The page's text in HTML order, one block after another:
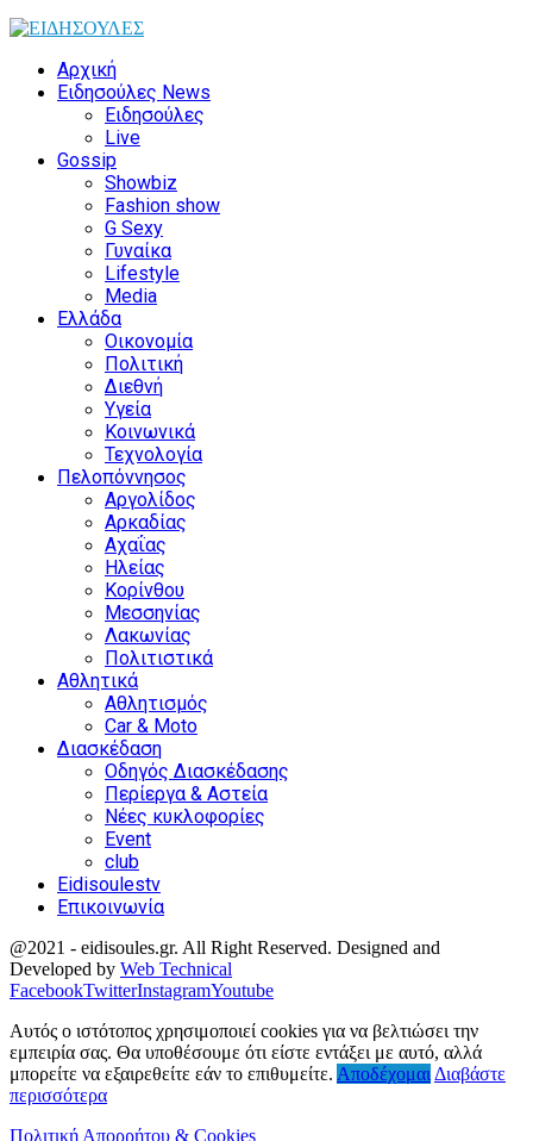
Αρχική
Ειδησούλες News
Ειδησούλες
Live
Gossip
Showbiz
Fashion show
G Sexy
Γυναίκα
Lifestyle
Media
Ελλάδα
Οικονομία
Πολιτική
Διεθνή
Υγεία
Κοινωνικά
Τεχνολογία
Πελοπόννησος
Αργολίδος
Αρκαδίας
Αχαΐας
Ηλείας
Κορίνθου
Μεσσηνίας
Λακωνίας
Πολιτιστικά
Αθλητικά
Αθλητισμός
Car & Moto
Διασκέδαση
Οδηγός Διασκέδασης
Περίεργα & Αστεία
Νέες κυκλοφορίες
Event
club
Eidisoulestv
Επικοινωνία
@2021 - eidisoules.gr. All Right Reserved. Designed and
Developed by Web Technical
FacebookTwitterInstagramYoutube
Αυτός ο ιστότοπος χρησιμοποιεί cookies για να βελτιώσει την
εμπειρία σας. Θα υποθέσουμε ότι είστε εντάξει με αυτό, αλλά
μπορείτε να εξαιρεθείτε εάν το επιθυμείτε. Αποδέχομαι Διαβάστε
περισσότερα
Πολιτική Απορρήτου & Cookies